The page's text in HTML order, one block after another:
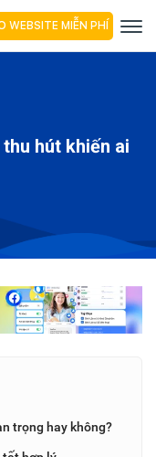
WEBSITE MIỄN PHÍ
hút khiến ai
trọng hay không?